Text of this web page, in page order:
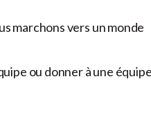
marchons vers un monde
ou donner à une